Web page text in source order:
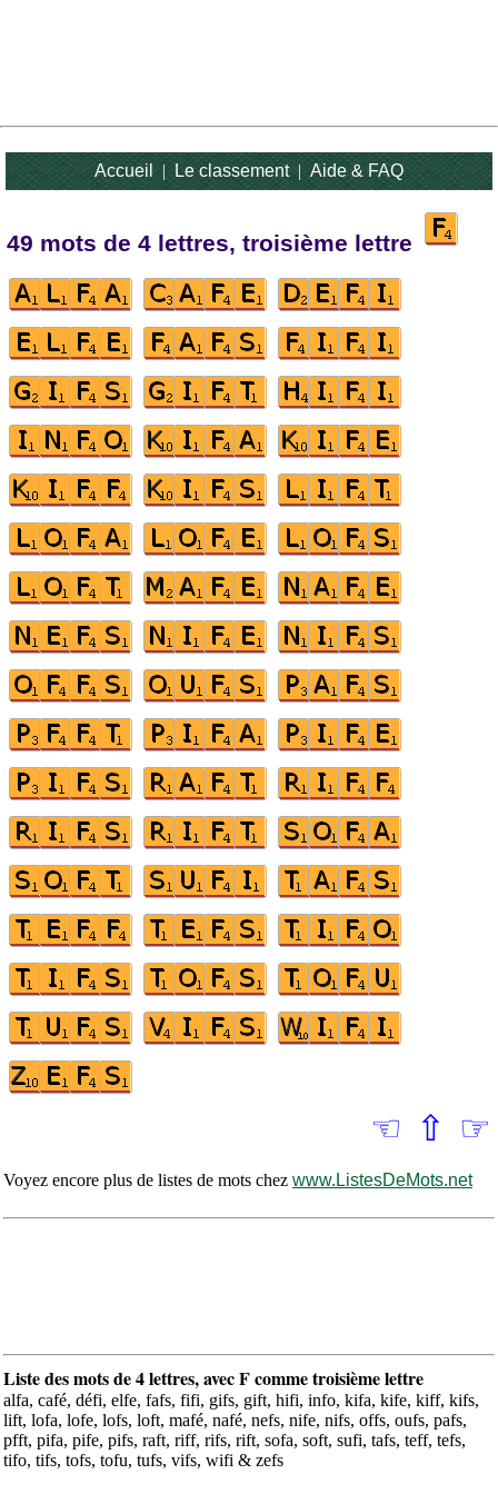
Accueil|Le classement|Aide & FAQ
49 mots de 4 lettres, troisième lettre
☜ ⇧ ☞
Voyez encore plus de listes de mots chez www.ListesDeMots.net
Liste des mots de 4 lettres, avec F comme troisième lettre
alfa, café, défi, elfe, fafs, fifi, gifs, gift, hifi, info, kifa, kife, kiff, kifs,
lift, lofa, lofe, lofs, loft, mafé, nafé, nefs, nife, nifs, offs, oufs, pafs,
pfft, pifa, pife, pifs, raft, riff, rifs, rift, sofa, soft, sufi, tafs, teff, tefs,
tifo, tifs, tofs, tofu, tufs, vifs, wifi & zefs